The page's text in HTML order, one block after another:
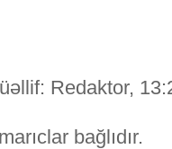
Redaktor,
bağlıdır.